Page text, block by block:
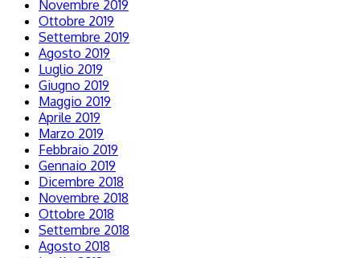
Novembre 2019
Ottobre 2019
Settembre 2019
Agosto 2019
Luglio 2019
Giugno 2019
Maggio 2019
Aprile 2019
Marzo 2019
Febbraio 2019
Gennaio 2019
Dicembre 2018
Novembre 2018
Ottobre 2018
Settembre 2018
Agosto 2018